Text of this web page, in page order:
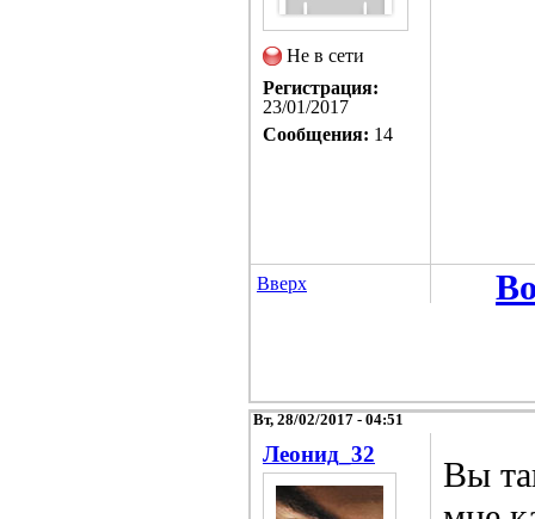
Не в сети
Регистрация:
23/01/2017
Сообщения: 14
Вверх
Вт, 28/02/2017 - 04:51
Леонид_32
Вы